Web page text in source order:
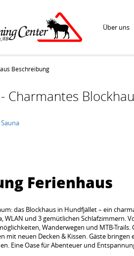
Über uns
Beschreibung
Charmantes
Ferienhaus
das Blockhaus in Hundfjället – ein
WLAN und 3 gemütlichen Schlafzimmern.
Wanderwegen und MTB-
mit neuen Decken & Kissen. Gäste
Eine Oase für Abenteuer und